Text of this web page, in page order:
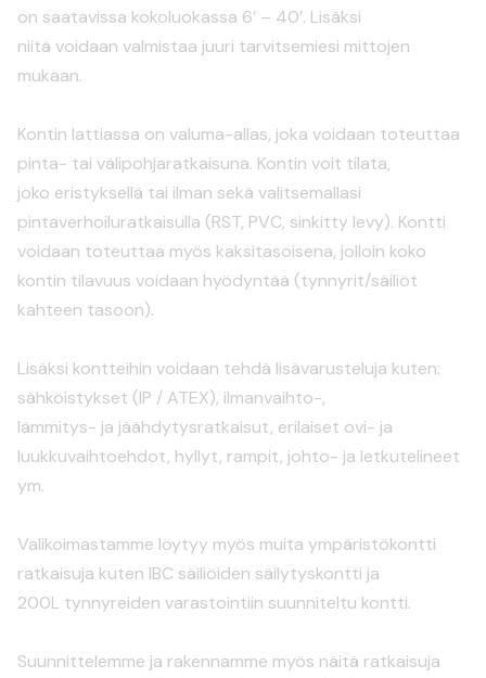
on saatavissa kokoluokassa 6’ – 40’. Lisäksi
niitä voidaan valmistaa juuri tarvitsemiesi mittojen
mukaan.
Kontin lattiassa on valuma-allas, joka voidaan toteuttaa
pinta- tai välipohjaratkaisuna. Kontin voit tilata,
joko eristyksellä tai ilman sekä valitsemallasi
pintaverhoiluratkaisulla (RST, PVC, sinkitty levy). Kontti
voidaan toteuttaa myös kaksitasoisena, jolloin koko
kontin tilavuus voidaan hyödyntää (tynnyrit/säiliöt
kahteen tasoon).
Lisäksi kontteihin voidaan tehdä lisävarusteluja kuten:
sähköistykset (IP / ATEX), ilmanvaihto-,
lämmitys- ja jäähdytysratkaisut, erilaiset ovi- ja
luukkuvaihtoehdot, hyllyt, rampit, johto- ja letkutelineet
ym.
Valikoimastamme löytyy myös muita ympäristökontti
ratkaisuja kuten IBC säiliöiden säilytyskontti ja
200L tynnyreiden varastointiin suunniteltu kontti.
Suunnittelemme ja rakennamme myös näitä ratkaisuja